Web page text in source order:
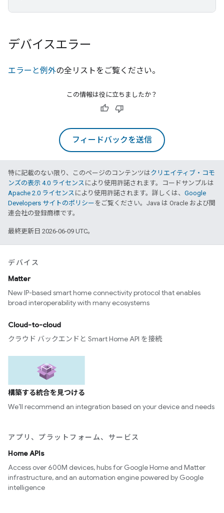
デバイスエラー
エラーと例外の全リストをご覧ください。
この情報は役に立ちましたか？
フィードバックを送信
特に記載のない限り、このページのコンテンツはクリエイティブ・コモ
ンズの表示 4.0 ライセンス により使用許諾されます。コードサンプルは
Apache 2.0 ライセンス により使用許諾されます。詳しくは、 Google
Developers サイトのポリシー をご覧ください。Java は Oracle および関
連会社の登録商標です。
最終更新日 2026-06-09 UTC。
デバイス
Matter
New IP-based smart home connectivity protocol that enables
broad interoperability with many ecosystems
Cloud-to-cloud
クラウド バックエンドと Smart Home API を接続
構築する統合を見つける
We’ll recommend an integration based on your device and needs
アプリ、プラットフォーム、サービス
Home APIs
Access over 600M devices, hubs for Google Home and Matter
infrastructure, and an automation engine powered by Google
intelligence